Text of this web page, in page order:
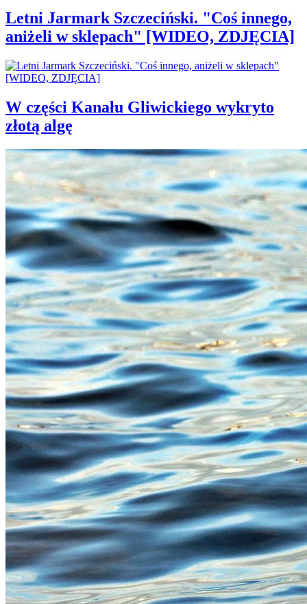
Letni Jarmark Szczeciński. "Coś innego,
aniżeli w sklepach" [WIDEO, ZDJĘCIA]
W części Kanału Gliwickiego wykryto
złotą algę